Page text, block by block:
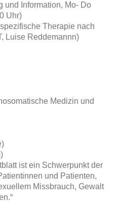
und Information, Mo- Do
Uhr)
Therapie nach
Luise Reddemannn)
Medizin und
ist ein Schwerpunkt der
und Patienten,
Missbrauch, Gewalt